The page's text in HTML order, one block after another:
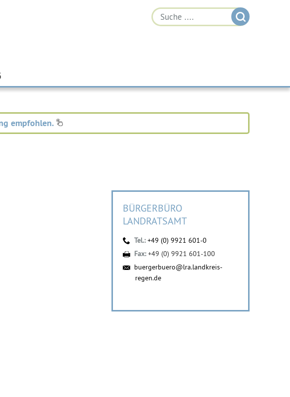
empfohlen.
BÜRGERBÜRO
LANDRATSAMT
Tel.:+49 (0) 9921 601-0
Fax:+49 (0) 9921 601-100
buergerbuero@lra.landkreis-
regen.de